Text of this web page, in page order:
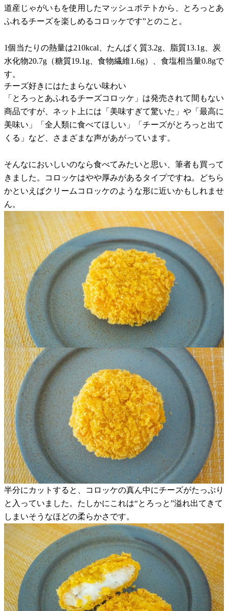
道産じゃがいもを使用したマッシュポテトから、とろっとあ
ふれるチーズを楽しめるコロッケです”とのこと。
1個当たりの熱量は210kcal、たんぱく質3.2g、脂質13.1g、炭
水化物20.7g（糖質19.1g、食物繊維1.6g）、食塩相当量0.8gで
す。
チーズ好きにはたまらない味わい
「とろっとあふれるチーズコロッケ」は発売されて間もない
商品ですが、ネット上には「美味すぎて驚いた」や「最高に
美味い」「全人類に食べてほしい」「チーズがとろっと出て
くる」など、さまざまな声があがっています。
そんなにおいしいのなら食べてみたいと思い、筆者も買って
きました。コロッケはやや厚みがあるタイプですね。どちら
かといえばクリームコロッケのような形に近いかもしれませ
ん。
半分にカットすると、コロッケの真ん中にチーズがたっぷり
と入っていました。たしかにこれは“とろっと”溢れ出てきて
しまいそうなほどの柔らかさです。